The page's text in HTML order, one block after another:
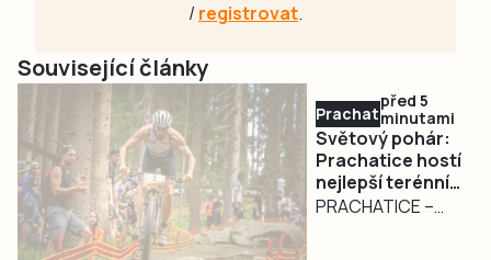
/registrovat.
Související články
Prachaticko
před 5
minutami
Světový pohár:
Prachatice hostí
nejlepší terénní
triatlonisty
PRACHATICE –